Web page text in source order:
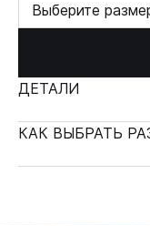
Выберите
ДЕТАЛИ
КАК ВЫБРАТЬ